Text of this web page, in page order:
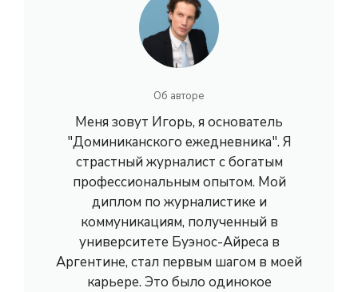
Об авторе
Меня зовут Игорь, я основатель
"Доминиканского ежедневника". Я
страстный журналист с богатым
профессиональным опытом. Мой
диплом по журналистике и
коммуникациям, полученный в
университете Буэнос-Айреса в
Аргентине, стал первым шагом в моей
карьере. Это было одинокое